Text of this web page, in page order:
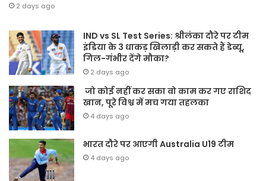
2 days ago
IND vs SL Test Series: श्रीलंका दौरे पर टीम
इंडिया के 3 धाकड़ खिलाड़ी कर सकते हैं डेब्यू,
गिल-गंभीर देंगे मौका?
2 days ago
जो कोई नहीं कर सका वो काम कर गए राशिद
खान, पूरे विश्व में मच गया तहलका
4 days ago
भारत दौरे पर आएगी Australia U19 टीम
4 days ago